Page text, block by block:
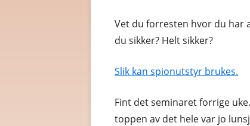
Vet du forresten hvor du har
du sikker? Helt sikker?
Slik kan spionutstyr brukes.
Fint det seminaret forrige
toppen av det hele var jo